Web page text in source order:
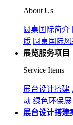
About Us
圆桌国际简介
质 圆桌国际风
展览服务项目
Service Items
展台设计搭建
动 绿色环保展
展台设计搭建